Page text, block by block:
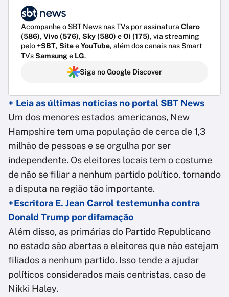
Acompanhe o SBT News nas TVs por assinatura Claro
(586), Vivo (576), Sky (580) eOi (175), via streaming
pelo+SBT, SiteeYouTube, além dos canais nas Smart
TVsSamsunge LG.
Siga no Google Discover
+ Leia as últimas notícias no portal SBT News
Um dos menores estados americanos, New
Hampshire tem uma população de cerca de 1,3
milhão de pessoas e se orgulha por ser
independente. Os eleitores locais tem o costume
de não se filiar a nenhum partido político, tornando
a disputa na região tão importante.
+Escritora E. Jean Carrol testemunha contra
Donald Trump por difamação
Além disso, as primárias do Partido Republicano
no estado são abertas a eleitores que não estejam
filiados a nenhum partido. Isso tende a ajudar
políticos considerados mais centristas, caso de
Nikki Haley.